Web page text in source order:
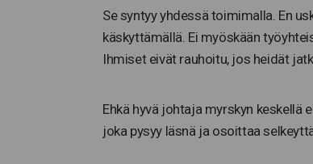
Se syntyy yhdessä toimimalla. En
käskyttämällä. Ei myöskään
Ihmiset eivät rauhoitu, jos heidät
Ehkä hyvä johtaja myrskyn keskellä
joka pysyy läsnä ja osoittaa